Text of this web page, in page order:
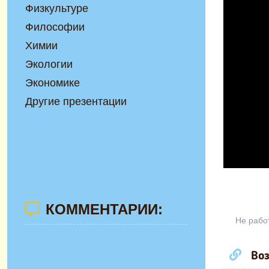
Не
Физкультуре
Философии
Химии
Экологии
Экономике
Другие презентации
КОММЕНТАРИИ: